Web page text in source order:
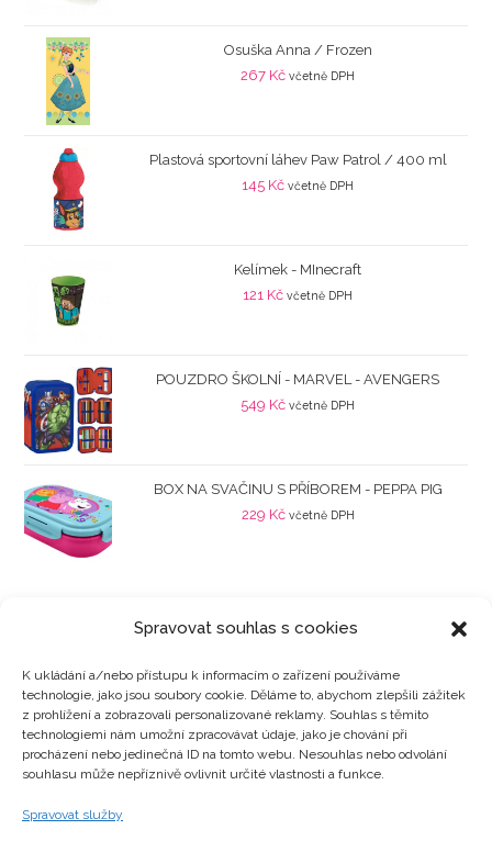
Spravovat souhlas s cookies
K ukládání a/nebo přístupu k informacím o zařízení používáme
technologie, jako jsou soubory cookie. Děláme to, abychom zlepšili zážitek
z prohlížení a zobrazovali personalizované reklamy. Souhlas s těmito
technologiemi nám umožní zpracovávat údaje, jako je chování při
procházení nebo jedinečná ID na tomto webu. Nesouhlas nebo odvolání
souhlasu může nepříznivě ovlivnit určité vlastnosti a funkce.
Spravovat služby
Osuška Anna / Frozen
267 Kč včetně DPH
Plastová sportovní láhev Paw Patrol / 400 ml
145 Kč včetně DPH
Kelímek - MInecraft
121 Kč včetně DPH
POUZDRO ŠKOLNÍ - MARVEL - AVENGERS
549 Kč včetně DPH
BOX NA SVAČINU S PŘÍBOREM - PEPPA PIG
229 Kč včetně DPH
Kategorie produktů
Zajímavosti